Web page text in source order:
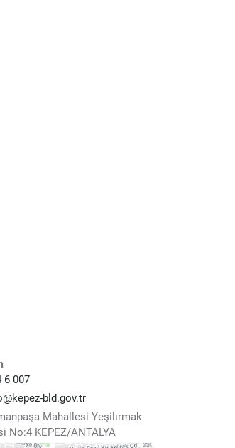
6 007
bld.gov.tr
Mahallesi Yeşilırmak
No:4 KEPEZ/ANTALYA